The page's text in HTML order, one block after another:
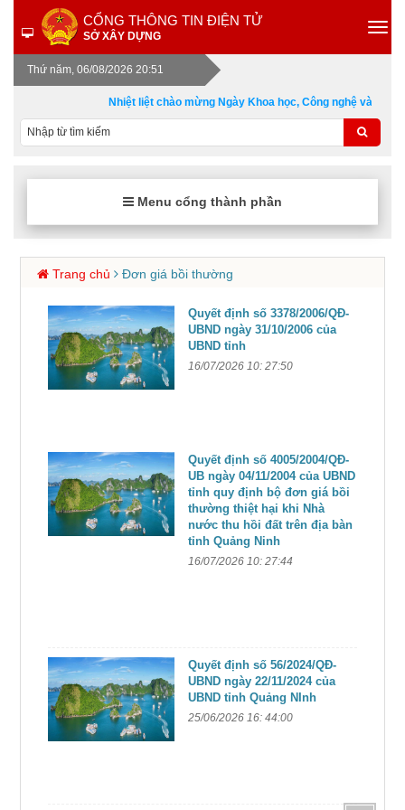
CỔNG THÔNG TIN ĐIỆN TỬ
SỞ XÂY DỰNG
Thứ năm, 06/08/2026 20:51
Nhiệt liệt chào mừng Ngày Khoa học, Công nghệ và Đổi
Menu cổng thành phần
Trang chủ Đơn giá bồi thường
Quyết định số 3378/2006/QĐ-
UBND ngày 31/10/2006 của
UBND tỉnh
16/07/2026 10: 27:50
Quyết định số 4005/2004/QĐ-
UB ngày 04/11/2004 của UBND
tỉnh quy định bộ đơn giá bồi
thường thiệt hại khi Nhà
nước thu hồi đất trên địa bàn
tỉnh Quảng Ninh
16/07/2026 10: 27:44
Quyết định số 56/2024/QĐ-
UBND ngày 22/11/2024 của
UBND tỉnh Quảng NInh
25/06/2026 16: 44:00